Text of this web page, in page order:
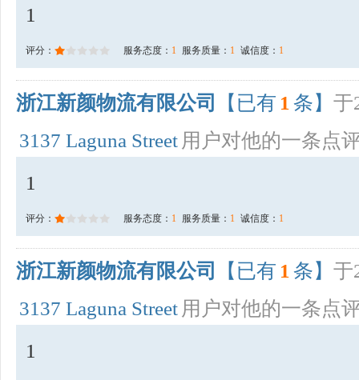
1
评分： 服务态度： 1 服务质量： 1 诚信度： 1
浙江新颜物流有限公司 【已有 1 条】 于
3137 Laguna Street 用户对他的一条点
1
评分： 服务态度： 1 服务质量： 1 诚信度： 1
浙江新颜物流有限公司 【已有 1 条】 于
3137 Laguna Street 用户对他的一条点
1